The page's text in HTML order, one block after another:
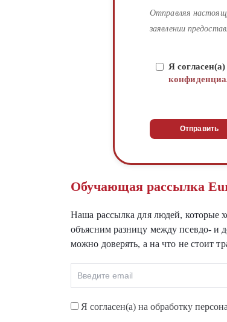
Отправляя
заявлении
Я
Обучающая рассылка
Наша рассылка для людей, которые
объясним разницу между псевдо- и
можно доверять, а на что не стоит
Я согласен(а) на обработку